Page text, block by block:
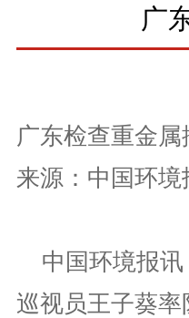
广
广东检查重金属
来源：中国环境
中国环境报讯
巡视员王子葵